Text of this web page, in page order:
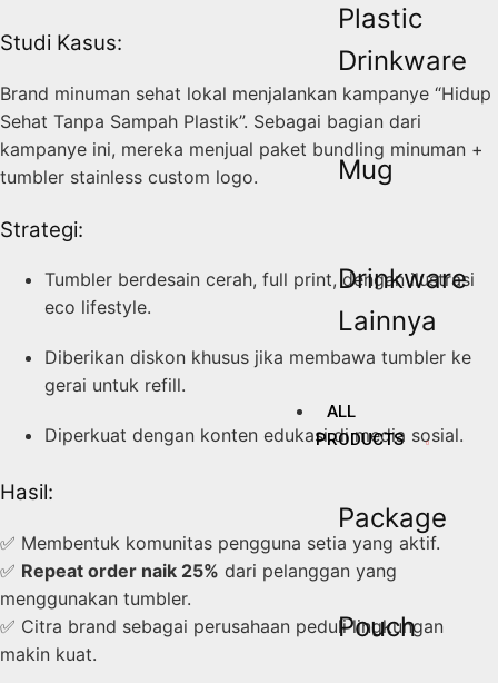
Plastic
Drinkware
Mug
Drinkware
Lainnya
ALL
PRODUCTS
Package
Pouch
Studi Kasus:
Brand minuman sehat lokal menjalankan kampanye “Hidup
Sehat Tanpa Sampah Plastik”. Sebagai bagian dari
kampanye ini, mereka menjual paket bundling minuman +
tumbler stainless custom logo.
Strategi:
Tumbler berdesain cerah, full print, dengan ilustrasi
eco lifestyle.
Diberikan diskon khusus jika membawa tumbler ke
gerai untuk refill.
Diperkuat dengan konten edukasi di media sosial.
Hasil:
✅ Membentuk komunitas pengguna setia yang aktif.
✅ Repeat order naik 25% dari pelanggan yang
menggunakan tumbler.
✅ Citra brand sebagai perusahaan peduli lingkungan
makin kuat.